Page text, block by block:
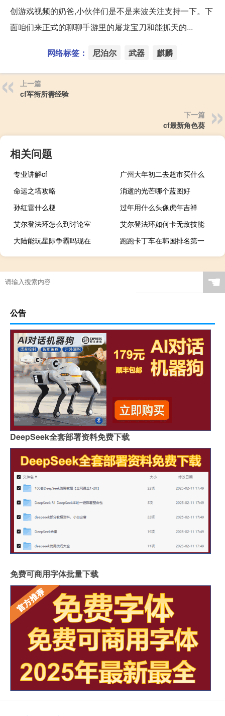
创游戏视频的奶爸,小伙伴们是不是来波关注支持一下。下
面咱们来正式的聊聊手游里的屠龙宝刀和能抓天的...
网络标签： 尼泊尔 武器 麒麟
上一篇
cf军衔所需经验
下一篇
cf最新角色葵
相关问题
专业讲解cf
广州大年初二去超市买什么
命运之塔攻略
消逝的光芒哪个蓝图好
孙红雷什么梗
过年用什么头像虎年吉祥
艾尔登法环怎么到讨论室
艾尔登法环如何卡无敌技能
大陆能玩星际争霸吗现在
跑跑卡丁车在韩国排名第一
☚
公告
DeepSeek全套部署资料免费下载
免费可商用字体批量下载